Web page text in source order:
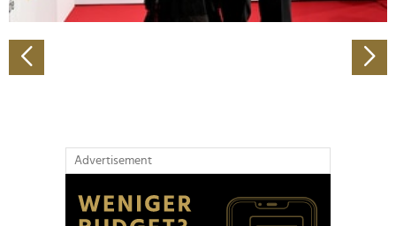
weiteren Daten zusammen, die Sie ihnen bereitgestellt
gesammelt haben.
Advertisement